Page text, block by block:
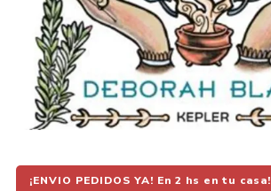
¡ENVIO PEDIDOS YA! En 2 hs en tu casa!